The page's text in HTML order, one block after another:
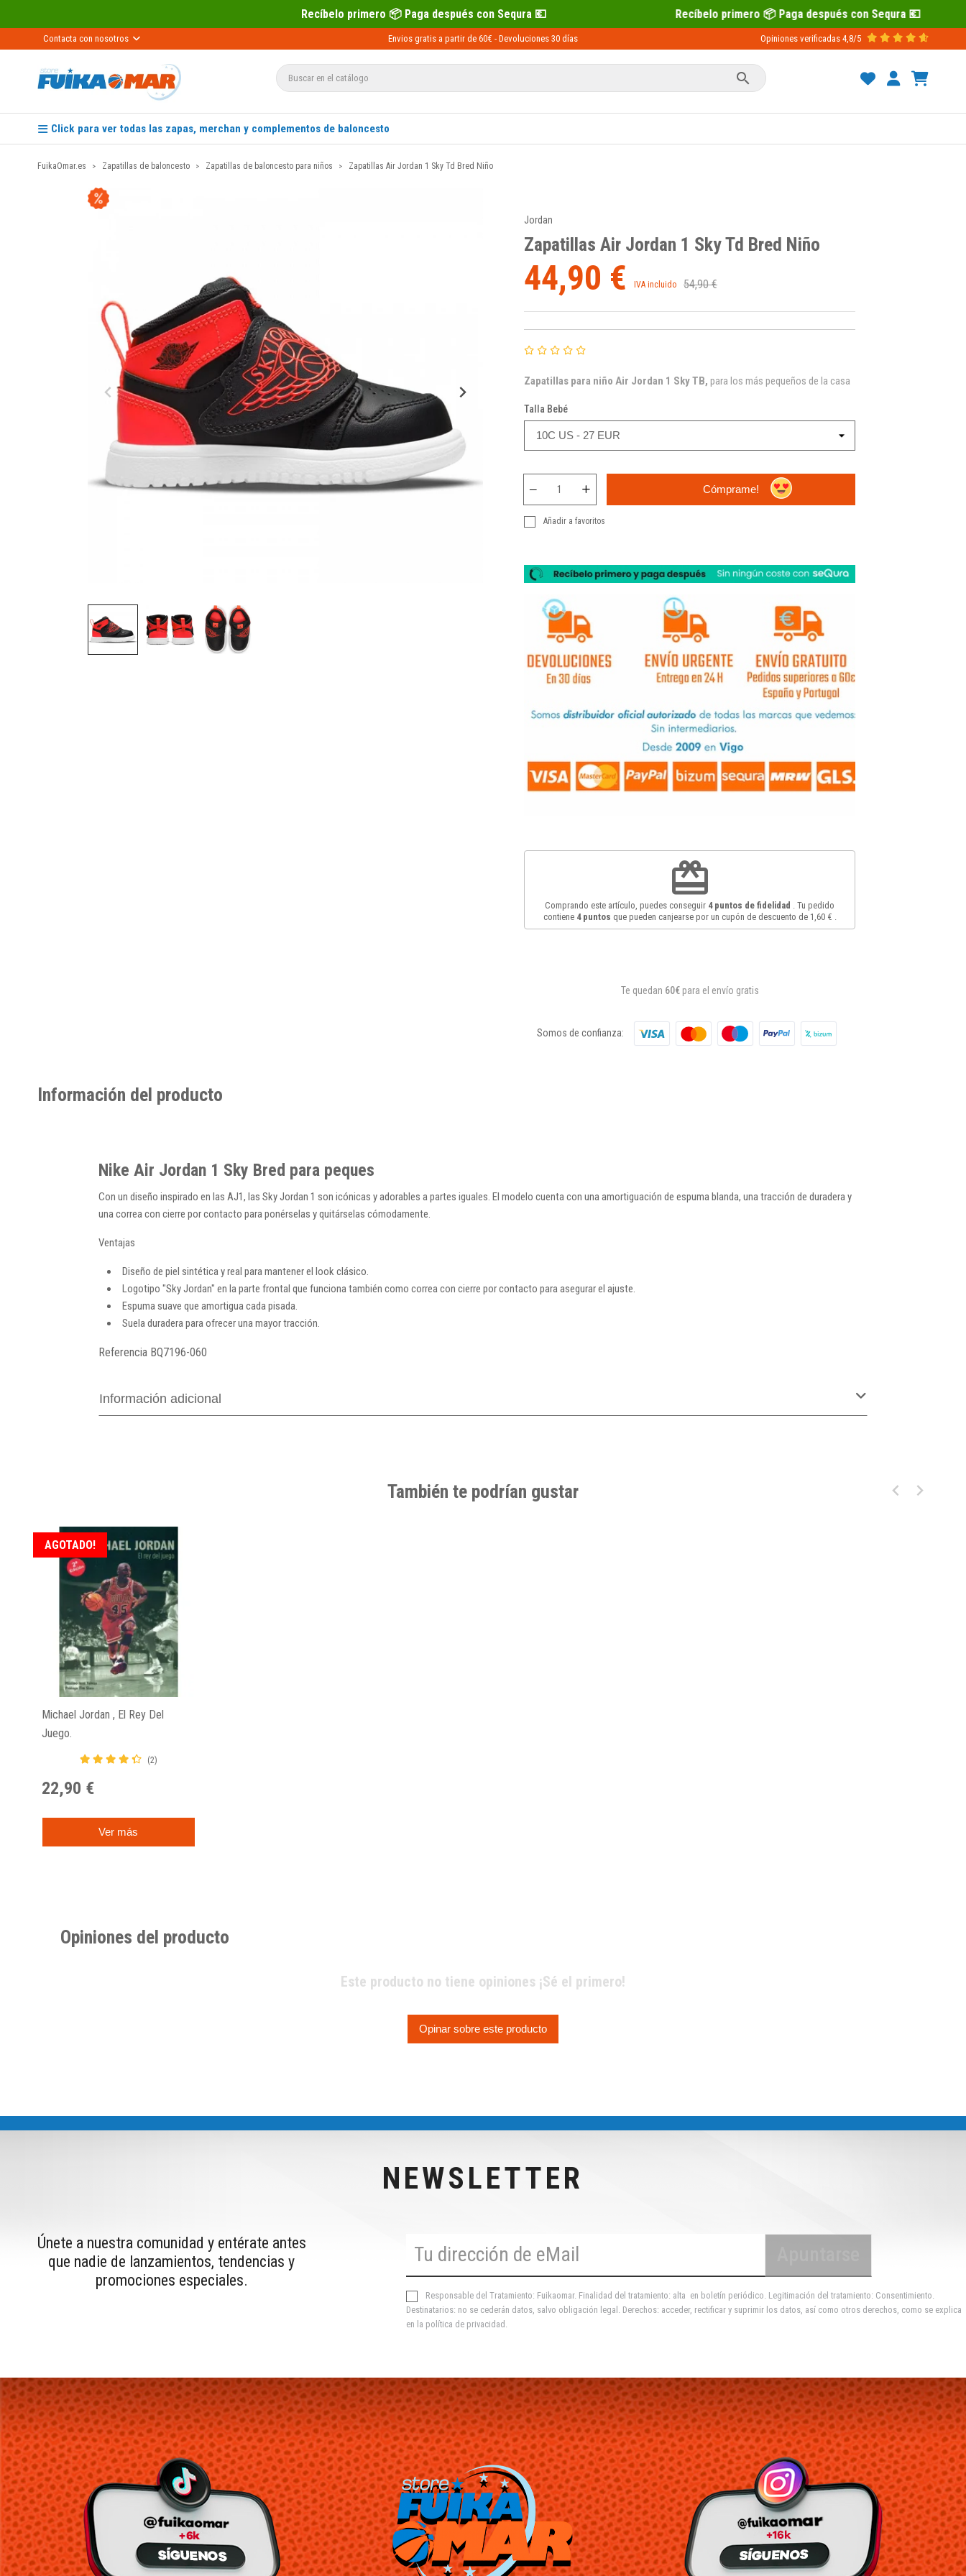
Recíbelo primero 📦 Paga después con Sequra 💶 Recíbelo primero 📦 Paga después con Sequra 💶 Recíbelo
Contacta con nosotros Envios gratis a partir de 60€ - Devoluciones 30 días Opiniones verificadas 4,8/5

Click para ver todas las zapas, merchan y complementos de baloncesto
FuikaOmar.es Zapatillas de baloncesto Zapatillas de baloncesto para niños Zapatillas Air Jordan 1 Sky Td Bred Niño
Jordan
Zapatillas Air Jordan 1 Sky Td Bred Niño
44,90 € IVA incluido 54,90 €
Zapatillas para niño Air Jordan 1 Sky TB, para los más pequeños de la casa
Talla Bebé
Cómprame!
Añadir a favoritos
redeem
Comprando este artículo, puedes conseguir 4puntos de fidelidad . Tu pedido
contiene 4puntos que pueden canjearse por un cupón de descuento de 1,60 €
Te quedan 60€para el envío gratis
Somos de confianza:
Información del producto
Nike Air Jordan 1 Sky Bred para peques
Con un diseño inspirado en las AJ1, las Sky Jordan 1 son icónicas y adorables a partes iguales. El modelo cuenta con una amortiguación de espuma blanda, una tracción de duradera y
una correa con cierre por contacto para ponérselas y quitárselas cómodamente.
Ventajas
Diseño de piel sintética y real para mantener el look clásico.
Logotipo "Sky Jordan" en la parte frontal que funciona también como correa con cierre por contacto para asegurar el ajuste.
Espuma suave que amortigua cada pisada.
Suela duradera para ofrecer una mayor tracción.
Referencia BQ7196-060
Información adicional
También te podrían gustar
Michael Jordan , El Rey Del
Juego.
(2)
22,90 €
Ver más
AGOTADO!
Opiniones del producto
Este producto no tiene opiniones ¡Sé el primero!
Opinar sobre este producto
NEWSLETTER
Únete a nuestra comunidad y entérate antes
que nadie de lanzamientos, tendencias y
promociones especiales.
Responsable del Tratamiento: Fuikaomar. Finalidad del tratamiento: alta en boletín periódico. Legitimación del tratamiento: Consentimiento.
Destinatarios: no se cederán datos, salvo obligación legal. Derechos: acceder, rectificar y suprimir los datos, así como otros derechos, como se explica
en la política de privacidad